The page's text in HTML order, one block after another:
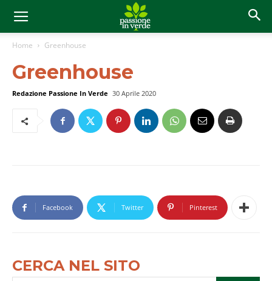
Home Greenhouse
Greenhouse
Redazione Passione In Verde 30 Aprile 2020
Facebook Twitter Pinterest
CERCA NEL SITO